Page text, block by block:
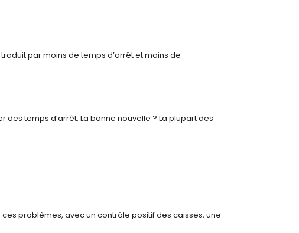
par moins de temps d’arrêt et moins de
temps d’arrêt. La bonne nouvelle ? La plupart des
problèmes, avec un contrôle positif des caisses, une